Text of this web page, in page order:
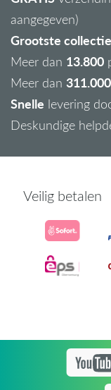
aangegeven)
Grootste collectie
Meer dan 13.800
Meer dan
Snelle levering
Deskundige
Veilig betalen